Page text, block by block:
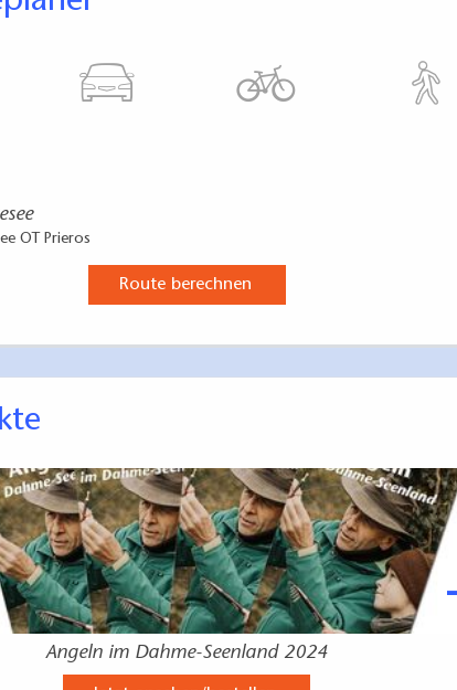
OT Prieros
Route berechnen
Angeln im Dahme-Seenland 2024